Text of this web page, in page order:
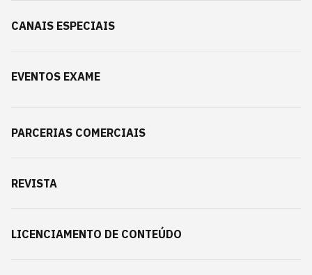
CANAIS ESPECIAIS
EVENTOS EXAME
PARCERIAS COMERCIAIS
REVISTA
LICENCIAMENTO DE CONTEÚDO